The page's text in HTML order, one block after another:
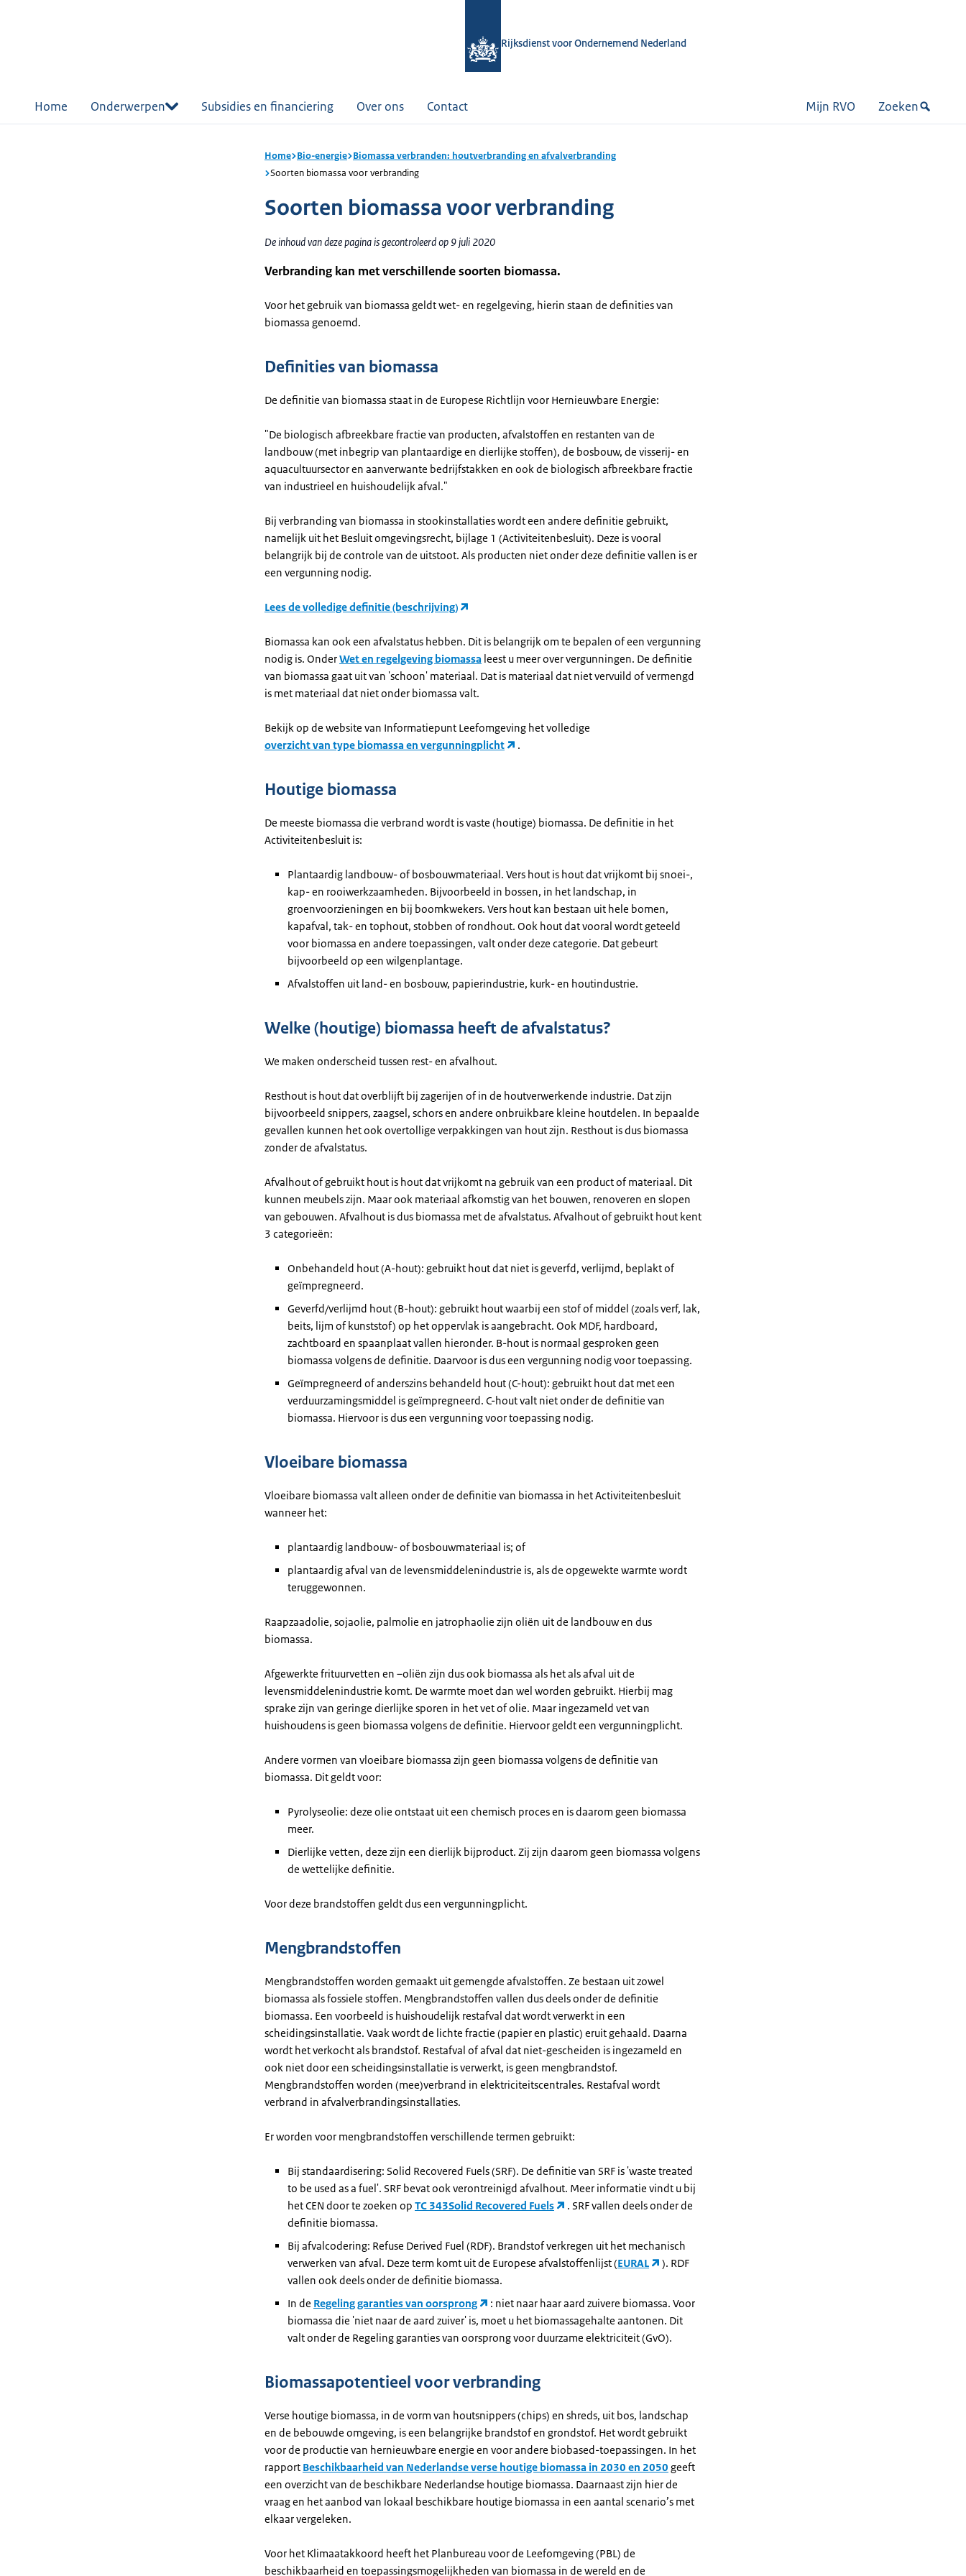
Rijksdienst voor Ondernemend Nederland
Home Onderwerpen Subsidies en financiering Over ons Contact Mijn RVO Zoeken
Home Bio-energie Biomassa verbranden: houtverbranding en afvalverbranding
Soorten biomassa voor verbranding
Soorten biomassa voor verbranding
De inhoud van deze pagina is gecontroleerd op 9 juli 2020
Verbranding kan met verschillende soorten biomassa.
Voor het gebruik van biomassa geldt wet- en regelgeving, hierin staan de definities van
biomassa genoemd.
Definities van biomassa
De definitie van biomassa staat in de Europese Richtlijn voor Hernieuwbare Energie:
"De biologisch afbreekbare fractie van producten, afvalstoffen en restanten van de
landbouw (met inbegrip van plantaardige en dierlijke stoffen), de bosbouw, de visserij- en
aquacultuursector en aanverwante bedrijfstakken en ook de biologisch afbreekbare fractie
van industrieel en huishoudelijk afval."
Bij verbranding van biomassa in stookinstallaties wordt een andere definitie gebruikt,
namelijk uit het Besluit omgevingsrecht, bijlage 1 (Activiteitenbesluit). Deze is vooral
belangrijk bij de controle van de uitstoot. Als producten niet onder deze definitie vallen is er
een vergunning nodig.
Lees de volledige definitie (beschrijving)
Biomassa kan ook een afvalstatus hebben. Dit is belangrijk om te bepalen of een vergunning
nodig is. OnderWet en regelgeving biomassa leest u meer over vergunningen. De definitie
van biomassa gaat uit van 'schoon' materiaal. Dat is materiaal dat niet vervuild of vermengd
is met materiaal dat niet onder biomassa valt.
Bekijk op de website van Informatiepunt Leefomgeving het volledige
overzicht van type biomassa en vergunningplicht
.
Houtige biomassa
De meeste biomassa die verbrand wordt is vaste (houtige) biomassa. De definitie in het
Activiteitenbesluit is:
Plantaardig landbouw- of bosbouwmateriaal. Vers hout is hout dat vrijkomt bij snoei-,
kap- en rooiwerkzaamheden. Bijvoorbeeld in bossen, in het landschap, in
groenvoorzieningen en bij boomkwekers. Vers hout kan bestaan uit hele bomen,
kapafval, tak- en tophout, stobben of rondhout. Ook hout dat vooral wordt geteeld
voor biomassa en andere toepassingen, valt onder deze categorie. Dat gebeurt
bijvoorbeeld op een wilgenplantage.
Afvalstoffen uit land- en bosbouw, papierindustrie, kurk- en houtindustrie.
Welke (houtige) biomassa heeft de afvalstatus?
We maken onderscheid tussen rest- en afvalhout.
Resthout is hout dat overblijft bij zagerijen of in de houtverwerkende industrie. Dat zijn
bijvoorbeeld snippers, zaagsel, schors en andere onbruikbare kleine houtdelen. In bepaalde
gevallen kunnen het ook overtollige verpakkingen van hout zijn. Resthout is dus biomassa
zonder de afvalstatus.
Afvalhout of gebruikt hout is hout dat vrijkomt na gebruik van een product of materiaal. Dit
kunnen meubels zijn. Maar ook materiaal afkomstig van het bouwen, renoveren en slopen
van gebouwen. Afvalhout is dus biomassa met de afvalstatus. Afvalhout of gebruikt hout kent
3 categorieën:
Onbehandeld hout (A-hout): gebruikt hout dat niet is geverfd, verlijmd, beplakt of
geïmpregneerd.
Geverfd/verlijmd hout (B-hout): gebruikt hout waarbij een stof of middel (zoals verf, lak,
beits, lijm of kunststof) op het oppervlak is aangebracht. Ook MDF, hardboard,
zachtboard en spaanplaat vallen hieronder. B-hout is normaal gesproken geen
biomassa volgens de definitie. Daarvoor is dus een vergunning nodig voor toepassing.
Geïmpregneerd of anderszins behandeld hout (C-hout): gebruikt hout dat met een
verduurzamingsmiddel is geïmpregneerd. C-hout valt niet onder de definitie van
biomassa. Hiervoor is dus een vergunning voor toepassing nodig.
Vloeibare biomassa
Vloeibare biomassa valt alleen onder de definitie van biomassa in het Activiteitenbesluit
wanneer het:
plantaardig landbouw- of bosbouwmateriaal is; of
plantaardig afval van de levensmiddelenindustrie is, als de opgewekte warmte wordt
teruggewonnen.
Raapzaadolie, sojaolie, palmolie en jatrophaolie zijn oliën uit de landbouw en dus
biomassa.
Afgewerkte frituurvetten en –oliën zijn dus ook biomassa als het als afval uit de
levensmiddelenindustrie komt. De warmte moet dan wel worden gebruikt. Hierbij mag
sprake zijn van geringe dierlijke sporen in het vet of olie. Maar ingezameld vet van
huishoudens is geen biomassa volgens de definitie. Hiervoor geldt een vergunningplicht.
Andere vormen van vloeibare biomassa zijn geen biomassa volgens de definitie van
biomassa. Dit geldt voor:
Pyrolyseolie: deze olie ontstaat uit een chemisch proces en is daarom geen biomassa
meer.
Dierlijke vetten, deze zijn een dierlijk bijproduct. Zij zijn daarom geen biomassa volgens
de wettelijke definitie.
Voor deze brandstoffen geldt dus een vergunningplicht.
Mengbrandstoffen
Mengbrandstoffen worden gemaakt uit gemengde afvalstoffen. Ze bestaan uit zowel
biomassa als fossiele stoffen. Mengbrandstoffen vallen dus deels onder de definitie
biomassa. Een voorbeeld is huishoudelijk restafval dat wordt verwerkt in een
scheidingsinstallatie. Vaak wordt de lichte fractie (papier en plastic) eruit gehaald. Daarna
wordt het verkocht als brandstof. Restafval of afval dat niet-gescheiden is ingezameld en
ook niet door een scheidingsinstallatie is verwerkt, is geen mengbrandstof.
Mengbrandstoffen worden (mee)verbrand in elektriciteitscentrales. Restafval wordt
verbrand in afvalverbrandingsinstallaties.
Er worden voor mengbrandstoffen verschillende termen gebruikt:
Bij standaardisering: Solid Recovered Fuels (SRF). De definitie van SRF is 'waste treated
to be used as a fuel'. SRF bevat ook verontreinigd afvalhout. Meer informatie vindt u bij
het CEN door te zoeken op TC 343Solid Recovered Fuels
. SRF vallen deels onder de
definitie biomassa.
Bij afvalcodering: Refuse Derived Fuel (RDF). Brandstof verkregen uit het mechanisch
verwerken van afval. Deze term komt uit de Europese afvalstoffenlijst (EURAL
). RDF
vallen ook deels onder de definitie biomassa.
In de Regeling garanties van oorsprong
: niet naar haar aard zuivere biomassa. Voor
biomassa die 'niet naar de aard zuiver' is, moet u het biomassagehalte aantonen. Dit
valt onder de Regeling garanties van oorsprong voor duurzame elektriciteit (GvO).
Biomassapotentieel voor verbranding
Verse houtige biomassa, in de vorm van houtsnippers (chips) en shreds, uit bos, landschap
en de bebouwde omgeving, is een belangrijke brandstof en grondstof. Het wordt gebruikt
voor de productie van hernieuwbare energie en voor andere biobased-toepassingen. In het
rapport Beschikbaarheid van Nederlandse verse houtige biomassa in 2030 en 2050 geeft
een overzicht van de beschikbare Nederlandse houtige biomassa. Daarnaast zijn hier de
vraag en het aanbod van lokaal beschikbare houtige biomassa in een aantal scenario’s met
elkaar vergeleken.
Voor het Klimaatakkoord heeft het Planbureau voor de Leefomgeving (PBL) de
beschikbaarheid en toepassingsmogelijkheden van biomassa in de wereld en de